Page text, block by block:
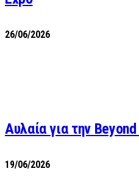
26/06/2026
Αυλαία για την
19/06/2026